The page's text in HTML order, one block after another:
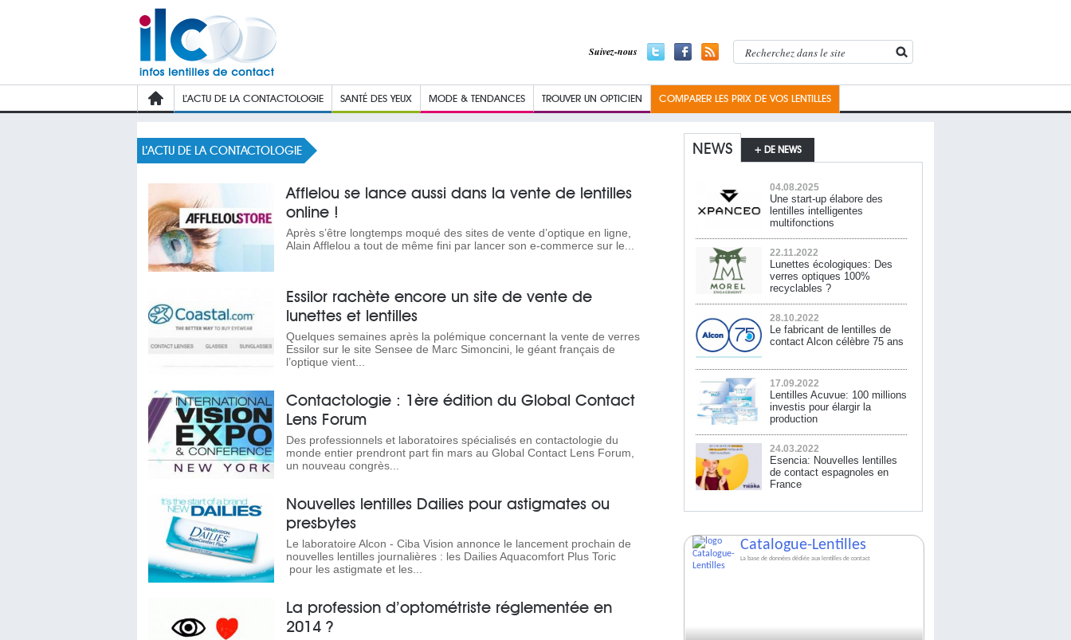
Suivez-nous
L’ACTU DE LA CONTACTOLOGIE SANTÉ DES YEUX MODE & TENDANCES TROUVER UN OPTICIEN COMPARER LES PRIX DE VOS LENTILLES
L’ACTU DE LA CONTACTOLOGIE
Afflelou se lance aussi dans la vente de lentilles
online !
Après s’être longtemps moqué des sites de vente d’optique en ligne,
Alain Afflelou a tout de même fini par lancer son e-commerce sur le...
Essilor rachète encore un site de vente de
lunettes et lentilles
Quelques semaines après la polémique concernant la vente de verres
Essilor sur le site Sensee de Marc Simoncini, le géant français de
l’optique vient...
Contactologie : 1ère édition du Global Contact
Lens Forum
Des professionnels et laboratoires spécialisés en contactologie du
monde entier prendront part fin mars au Global Contact Lens Forum,
un nouveau congrès...
Nouvelles lentilles Dailies pour astigmates ou
presbytes
Le laboratoire Alcon - Ciba Vision annonce le lancement prochain de
nouvelles lentilles journalières : les Dailies Aquacomfort Plus Toric
pour les astigmate et les...
La profession d’optométriste réglementée en
2014 ?
NEWS + DE NEWS
04.08.2025
Une start-up élabore des
lentilles intelligentes
multifonctions
22.11.2022
Lunettes écologiques: Des
verres optiques 100%
recyclables ?
28.10.2022
Le fabricant de lentilles de
contact Alcon célèbre 75 ans
17.09.2022
Lentilles Acuvue: 100 millions
investis pour élargir la
production
24.03.2022
Esencia: Nouvelles lentilles
de contact espagnoles en
France
Catalogue-Lentilles
La base de données dédiée aux lentilles de contact